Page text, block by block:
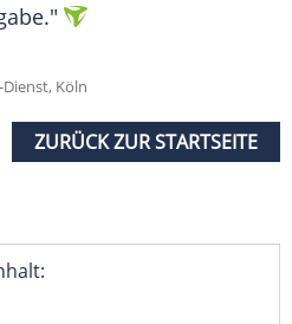
Köln
ZURÜCK ZUR STARTSEITE